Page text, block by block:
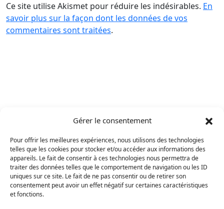
Gérer le consentement
Pour offrir les meilleures expériences, nous utilisons des technologies
telles que les cookies pour stocker et/ou accéder aux informations des
appareils. Le fait de consentir à ces technologies nous permettra de
traiter des données telles que le comportement de navigation ou les ID
uniques sur ce site. Le fait de ne pas consentir ou de retirer son
consentement peut avoir un effet négatif sur certaines caractéristiques
et fonctions.
Ce site utilise Akismet pour réduire les indésirables. En
savoir plus sur la façon dont les données de vos
commentaires sont traitées.